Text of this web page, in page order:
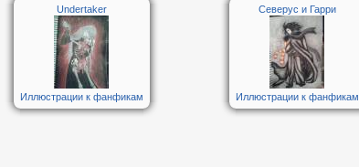
Undertaker
Иллюстрации к фанфикам
Северус и Гарри
Иллюстрации к фанфикам